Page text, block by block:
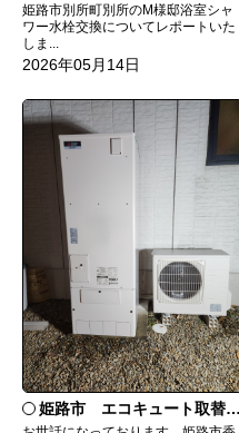
姫路市別所町別所のM様邸浴室シャ
ワー水栓交換についてレポートいた
しま...
2026年05月14日
姫路市 エコキュート取替工事